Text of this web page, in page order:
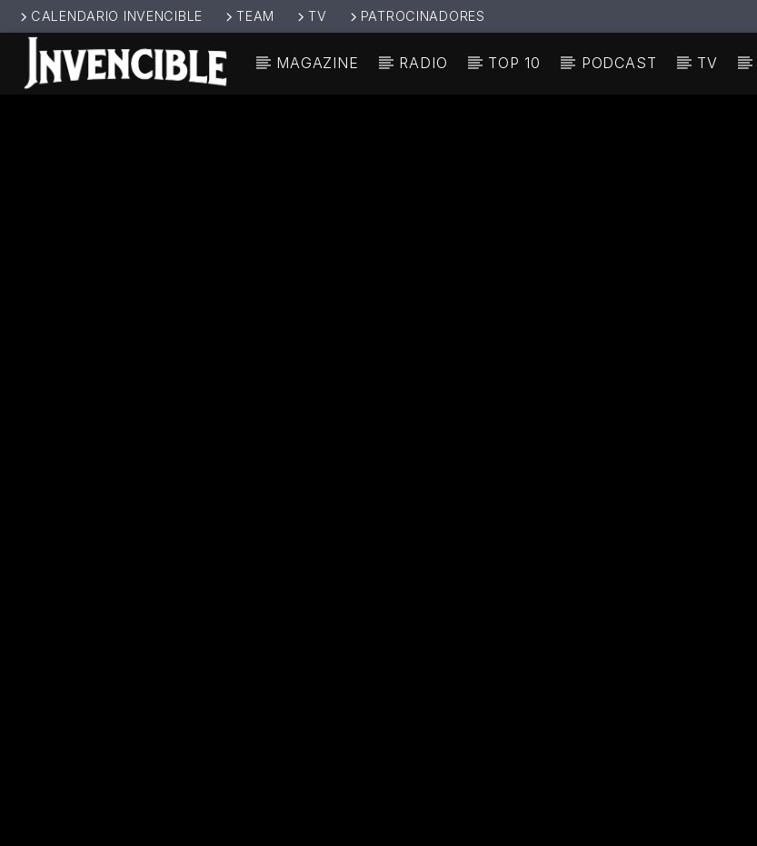
CALENDARIO INVENCIBLE TEAM TV PATROCINADORES
MAGAZINE RADIO TOP 10 PODCAST TV